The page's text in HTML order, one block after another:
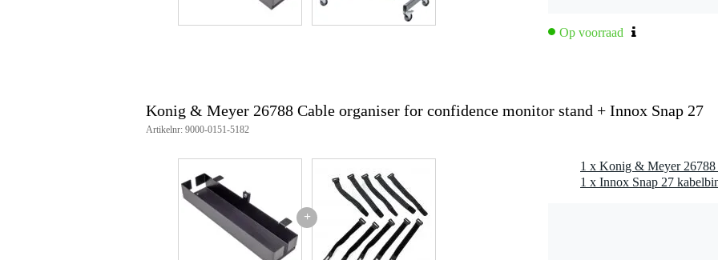
Op voorraad
Konig & Meyer 26788 Cable organiser for confidence monitor stand + Innox Snap 27
Artikelnr: 9000-0151-5182
+